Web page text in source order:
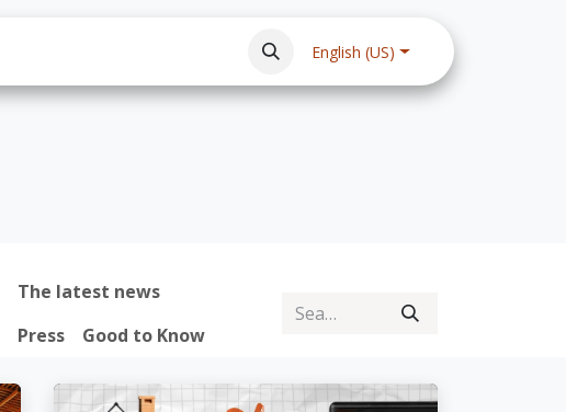
Legal notice FAQ
English (US)
The latest news
Press Good to Know